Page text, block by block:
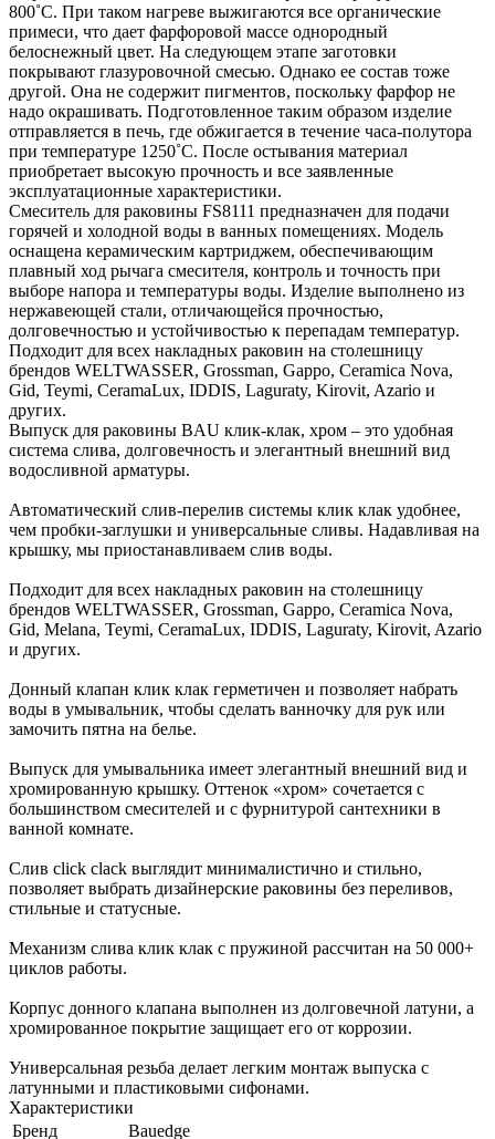
800˚С. При таком нагреве выжигаются все органические
примеси, что дает фарфоровой массе однородный
белоснежный цвет. На следующем этапе заготовки
покрывают глазуровочной смесью. Однако ее состав тоже
другой. Она не содержит пигментов, поскольку фарфор не
надо окрашивать. Подготовленное таким образом изделие
отправляется в печь, где обжигается в течение часа-полутора
при температуре 1250˚С. После остывания материал
приобретает высокую прочность и все заявленные
эксплуатационные характеристики.
Смеситель для раковины FS8111 предназначен для подачи
горячей и холодной воды в ванных помещениях. Модель
оснащена керамическим картриджем, обеспечивающим
плавный ход рычага смесителя, контроль и точность при
выборе напора и температуры воды. Изделие выполнено из
нержавеющей стали, отличающейся прочностью,
долговечностью и устойчивостью к перепадам температур.
Подходит для всех накладных раковин на столешницу
брендов WELTWASSER, Grossman, Gappo, Ceramica Nova,
Gid, Teymi, CeramaLux, IDDIS, Laguraty, Kirovit, Azario и
других.
Выпуск для раковины BAU клик-клак, хром – это удобная
система слива, долговечность и элегантный внешний вид
водосливной арматуры.
Автоматический слив-перелив системы клик клак удобнее,
чем пробки-заглушки и универсальные сливы. Надавливая на
крышку, мы приостанавливаем слив воды.
Подходит для всех накладных раковин на столешницу
брендов WELTWASSER, Grossman, Gappo, Ceramica Nova,
Gid, Melana, Teymi, CeramaLux, IDDIS, Laguraty, Kirovit, Azario
и других.
Донный клапан клик клак герметичен и позволяет набрать
воды в умывальник, чтобы сделать ванночку для рук или
замочить пятна на белье.
Выпуск для умывальника имеет элегантный внешний вид и
хромированную крышку. Оттенок «хром» сочетается с
большинством смесителей и с фурнитурой сантехники в
ванной комнате.
Слив click clack выглядит минималистично и стильно,
позволяет выбрать дизайнерские раковины без переливов,
стильные и статусные.
Механизм слива клик клак с пружиной рассчитан на 50 000+
циклов работы.
Корпус донного клапана выполнен из долговечной латуни, а
хромированное покрытие защищает его от коррозии.
Универсальная резьба делает легким монтаж выпуска с
латунными и пластиковыми сифонами.
Характеристики
Бренд
Bauedge